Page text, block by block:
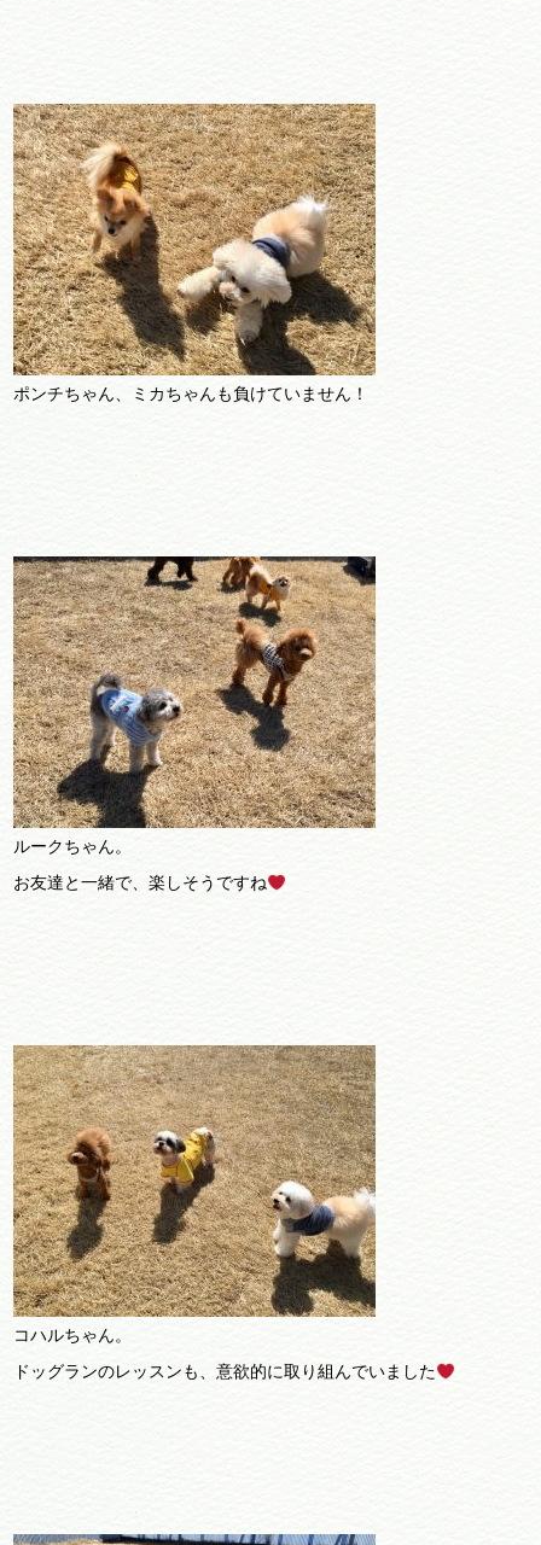
ポンチちゃん、ミカちゃんも負けていません！
ルークちゃん。
お友達と一緒で、楽しそうですね
コハルちゃん。
ドッグランのレッスンも、意欲的に取り組んでいました